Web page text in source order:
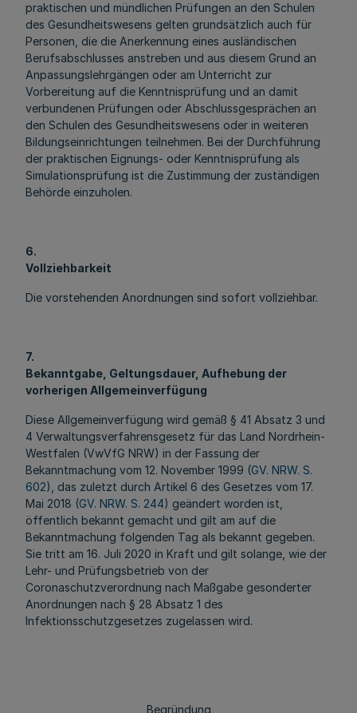
praktischen und mündlichen Prüfungen an den Schulen
des Gesundheitswesens gelten grundsätzlich auch für
Personen, die die Anerkennung eines ausländischen
Berufsabschlusses anstreben und aus diesem Grund an
Anpassungslehrgängen oder am Unterricht zur
Vorbereitung auf die Kenntnisprüfung und an damit
verbundenen Prüfungen oder Abschlussgesprächen an
den Schulen des Gesundheitswesens oder in weiteren
Bildungseinrichtungen teilnehmen. Bei der Durchführung
der praktischen Eignungs- oder Kenntnisprüfung als
Simulationsprüfung ist die Zustimmung der zuständigen
Behörde einzuholen.
6.
Vollziehbarkeit
Die vorstehenden Anordnungen sind sofort vollziehbar.
7.
Bekanntgabe, Geltungsdauer, Aufhebung der
vorherigen Allgemeinverfügung
Diese Allgemeinverfügung wird gemäß § 41 Absatz 3 und
4 Verwaltungsverfahrensgesetz für das Land Nordrhein-
Westfalen (VwVfG NRW) in der Fassung der
Bekanntmachung vom 12. November 1999 (GV. NRW. S.
602), das zuletzt durch Artikel 6 des Gesetzes vom 17.
Mai 2018 (GV. NRW. S. 244) geändert worden ist,
öffentlich bekannt gemacht und gilt am auf die
Bekanntmachung folgenden Tag als bekannt gegeben.
Sie tritt am 16. Juli 2020 in Kraft und gilt solange, wie der
Lehr- und Prüfungsbetrieb von der
Coronaschutzverordnung nach Maßgabe gesonderter
Anordnungen nach § 28 Absatz 1 des
Infektionsschutzgesetzes zugelassen wird.
Begründung